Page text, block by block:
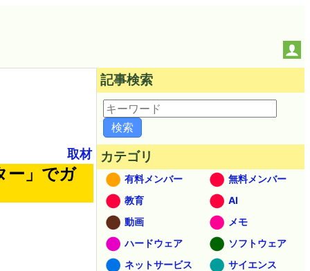
取材
ー」でガ
記事検索
カテゴリ
有料メンバー
無料メンバー
教育
AI
動画
メモ
ハードウェア
ソフトウェア
ネットサービス
サイエンス